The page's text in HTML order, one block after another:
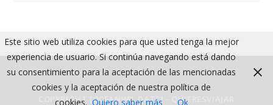
COPYRIGHT [OCEANWP_DATE] - QUIERESVIAJAR
Este sitio web utiliza cookies para que usted tenga la mejor
experiencia de usuario. Si continúa navegando está dando
su consentimiento para la aceptación de las mencionadas
cookies y la aceptación de nuestra política de
cookies. Quiero saber más Ok